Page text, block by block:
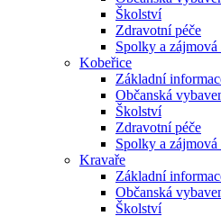
Školství
Zdravotní péče
Spolky a zájmová
Kobeřice
Základní
Občanská
Školství
Zdravotní péče
Spolky a zájmová
Kravaře
Základní
Občanská
Školství